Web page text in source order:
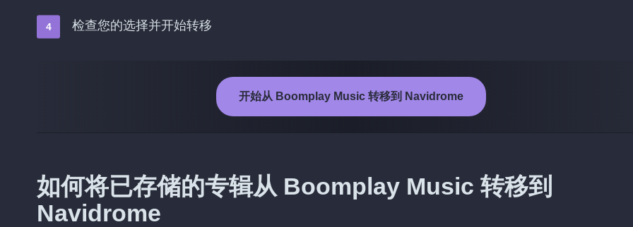
检查您的选择并开始转移
开始从 Boomplay Music 转移到 Navidrome
如何将已存储的专辑从 Boomplay Music 转移到
Navidrome